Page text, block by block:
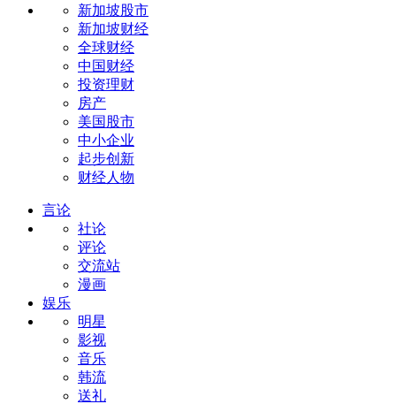
新加坡股市
新加坡财经
全球财经
中国财经
投资理财
房产
美国股市
中小企业
起步创新
财经人物
言论
社论
评论
交流站
漫画
娱乐
明星
影视
音乐
韩流
送礼